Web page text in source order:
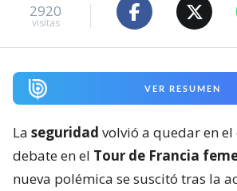
2920
visitas
VER RESUMEN
La seguridad volvió a quedar en
debate en el Tour de Francia
nueva polémica se suscitó tras la